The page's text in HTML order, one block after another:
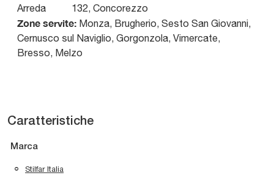
Arreda
132, Concorezzo
Zone servite: Monza, Brugherio, Sesto San Giovanni,
Cernusco sul Naviglio, Gorgonzola, Vimercate,
Bresso, Melzo
Caratteristiche
Marca
Stilfar Italia